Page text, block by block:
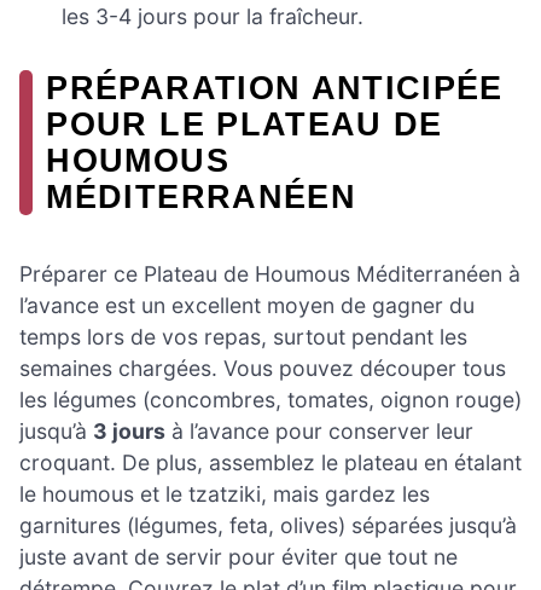
les 3-4 jours pour la fraîcheur.
PRÉPARATION ANTICIPÉE
POUR LE PLATEAU DE
HOUMOUS
MÉDITERRANÉEN
Préparer ce Plateau de Houmous Méditerranéen à
l’avance est un excellent moyen de gagner du
temps lors de vos repas, surtout pendant les
semaines chargées. Vous pouvez découper tous
les légumes (concombres, tomates, oignon rouge)
jusqu’à 3 jours à l’avance pour conserver leur
croquant. De plus, assemblez le plateau en étalant
le houmous et le tzatziki, mais gardez les
garnitures (légumes, feta, olives) séparées jusqu’à
juste avant de servir pour éviter que tout ne